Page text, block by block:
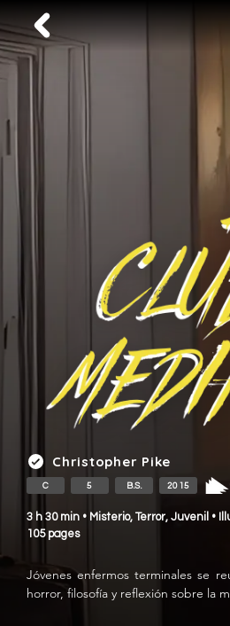
Christopher Pike
C 5 B.S. 2015
3 h 30 min • Misterio, Terror, Juvenil •
105 pages
Jóvenes enfermos terminales se
horror, filosofía y reflexión sobre la